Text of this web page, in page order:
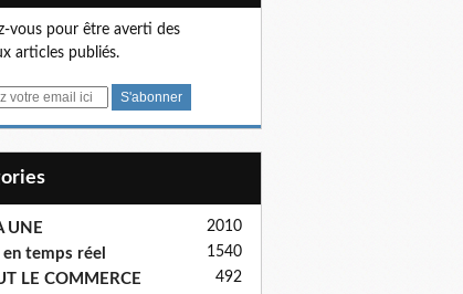
vous pour être averti des
articles publiés.
UNE 2010
temps réel 1540
LE COMMERCE 492